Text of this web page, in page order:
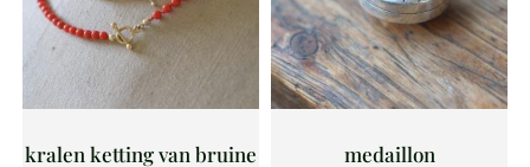
kralen ketting van bruine
medaillon